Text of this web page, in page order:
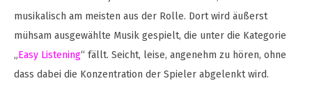
musikalisch am meisten aus der Rolle. Dort wird äußerst
mühsam ausgewählte Musik gespielt, die unter die Kategorie
„Easy Listening“ fällt. Seicht, leise, angenehm zu hören, ohne
dass dabei die Konzentration der Spieler abgelenkt wird.